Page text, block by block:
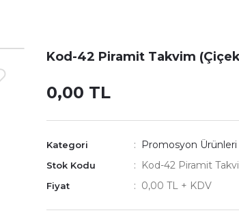
Kod-42 Piramit Takvim
0,00 TL
Kategori Promosyon Ürünleri
Stok Kodu Kod-42 Piramit
Fiyat 0,00 TL + KDV